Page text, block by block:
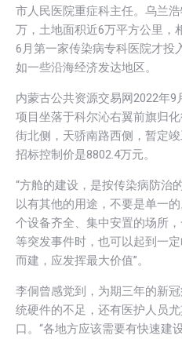
市人民医院重症科主任。乌兰
万，土地面积近6万平方公里，
6月第一家传染病专科医院才投
如一些沿海经济发达地区。
内蒙古公共资源交易网2022年
项目坐落于科尔沁右翼前旗归
街北侧，天骄南路西侧，暂定
招标控制价是8802.4万元。
“方舱的建设，是按传染病防治
以有其他的用途，不要是单一
个设备齐全、集中安置的场所
等突发事件时，也可以起到一
而建，应发挥最大价值”。
李侗曾感觉到，为期三年的新
统硬件的不足，还有医护人员
口。“各地方应该需要有快速建